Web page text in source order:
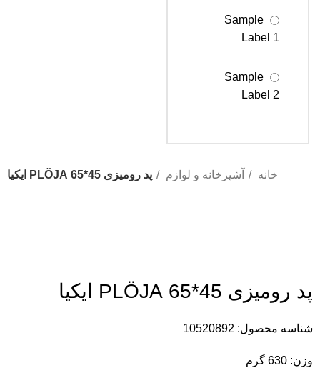
Sample
Label 1
Sample
Label 2
خانه
آشپزخانه و لوازم پد رومیزی 45*65 PLÖJA ایکیا
پد رومیزی 45*65 PLÖJA ایکیا
شناسه محصول: 10520892
وزن:630 گرم